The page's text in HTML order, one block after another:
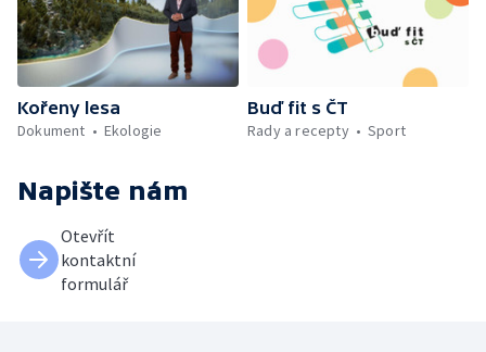
Kořeny lesa
Dokument
Ekologie
Buď fit s ČT
Rady a recepty
Sport
Napište nám
Otevřít
kontaktní
formulář